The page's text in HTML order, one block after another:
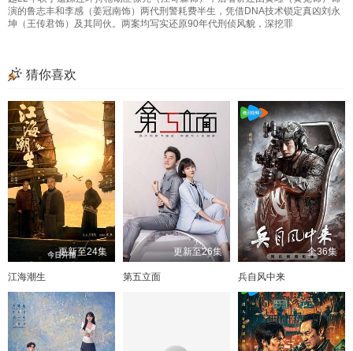
演的鲁志丰和李感（姜冠南饰）两代刑警耗费半生，凭借DNA技术锁定真凶刘永
坤（王传君饰）及其同伙。两案均写实还原90年代刑侦风貌，深挖罪
猜你喜欢
更新至24集
江海潮生
更新至26集
第五立面
全36集
兵自风中来